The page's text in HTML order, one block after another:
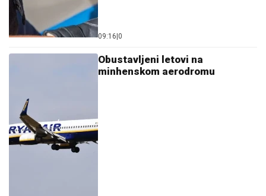
09:16 0
Obustavljeni letovi na
minhenskom aerodromu